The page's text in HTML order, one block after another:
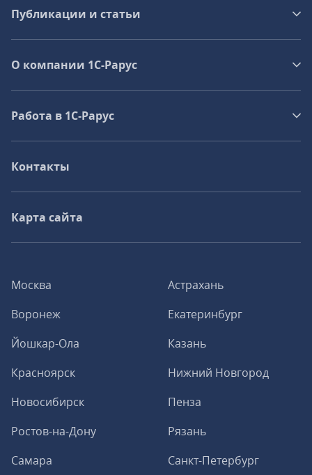
Москва
Астрахань
Воронеж
Екатеринбург
Йошкар-Ола
Казань
Красноярск
Нижний Новгород
Новосибирск
Пенза
Ростов-на-Дону
Рязань
Самара
Санкт-Петербург
Публикации и статьи
О компании 1C-Рарус
Работа в 1С‑Рарус
Контакты
Карта сайта